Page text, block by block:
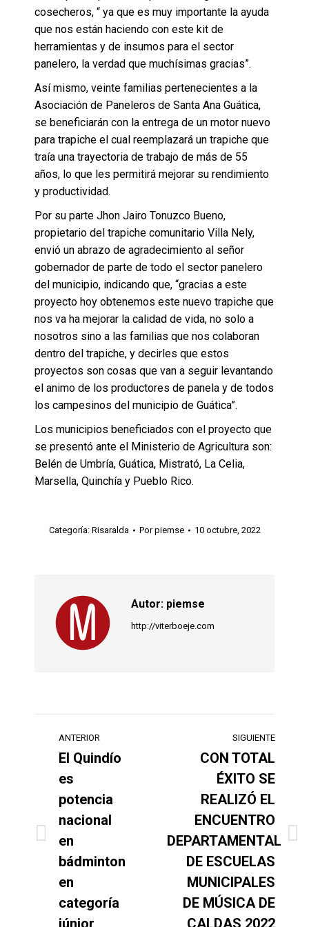
cosecheros, “ ya que es muy importante la ayuda
que nos están haciendo con este kit de
herramientas y de insumos para el sector
panelero, la verdad que muchísimas gracias”.
Así mismo, veinte familias pertenecientes a la
Asociación de Paneleros de Santa Ana Guática,
se beneficiarán con la entrega de un motor nuevo
para trapiche el cual reemplazará un trapiche que
traía una trayectoria de trabajo de más de 55
años, lo que les permitirá mejorar su rendimiento
y productividad.
Por su parte Jhon Jairo Tonuzco Bueno,
propietario del trapiche comunitario Villa Nely,
envió un abrazo de agradecimiento al señor
gobernador de parte de todo el sector panelero
del municipio, indicando que, “gracias a este
proyecto hoy obtenemos este nuevo trapiche que
nos va ha mejorar la calidad de vida, no solo a
nosotros sino a las familias que nos colaboran
dentro del trapiche, y decirles que estos
proyectos son cosas que van a seguir levantando
el animo de los productores de panela y de todos
los campesinos del municipio de Guática”.
Los municipios beneficiados con el proyecto que
se presentó ante el Ministerio de Agricultura son:
Belén de Umbría, Guática, Mistrató, La Celia,
Marsella, Quinchía y Pueblo Rico.
Categoría: Risaralda Porpiemse 10 octubre, 2022
Autor: piemse
http://viterboeje.com
Navegación
entre
publicaciones
ANTERIOR
Publicación
anterior:
El Quindío
es
potencia
nacional
en
bádminton
en
categoría
júnior
SIGUIENTE
Publicación
siguiente:
CON TOTAL
ÉXITO SE
REALIZÓ EL
ENCUENTRO
DEPARTAMENTAL
DE ESCUELAS
MUNICIPALES
DE MÚSICA DE
CALDAS 2022